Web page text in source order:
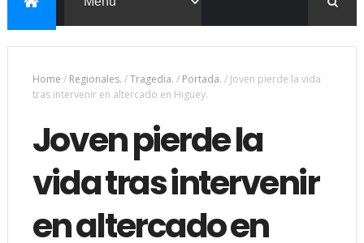
Home / Regionales. /Tragedia. / Portada. / Joven pierde la vida
tras intervenir en altercado en Higüey.
Joven pierde la
vida tras intervenir
en altercado en